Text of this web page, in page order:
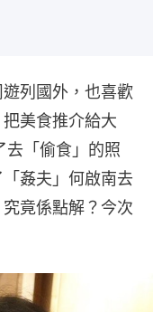
遊列國外，也喜歡
美食推介給大
去「偷食」的照
姦夫」何啟南去
竟係點解？今次